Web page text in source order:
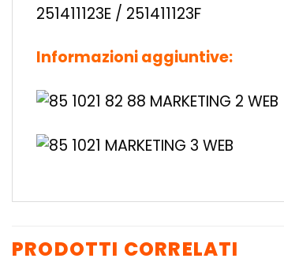
251411123E / 251411123F
Informazioni aggiuntive:
PRODOTTI CORRELATI